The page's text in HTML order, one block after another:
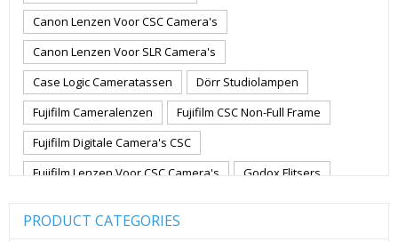
Canon Lenzen Voor CSC Camera's
Canon Lenzen Voor SLR Camera's
Case Logic Cameratassen
Dörr Studiolampen
Fujifilm Cameralenzen
Fujifilm CSC Non-Full Frame
Fujifilm Digitale Camera's CSC
Fujifilm Lenzen Voor CSC Camera's
Godox Flitsers
PRODUCT CATEGORIES